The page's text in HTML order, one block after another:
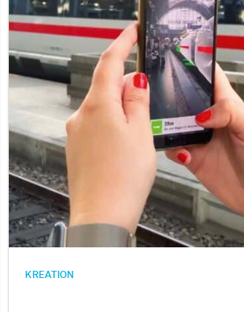
KREATION